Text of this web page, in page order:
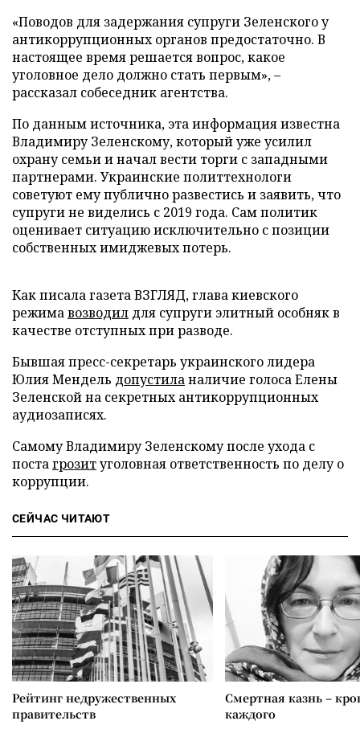
«Поводов для задержания супруги Зеленского у
антикоррупционных органов предостаточно. В
настоящее время решается вопрос, какое
уголовное дело должно стать первым», –
рассказал собеседник агентства.
По данным источника, эта информация известна
Владимиру Зеленскому, который уже усилил
охрану семьи и начал вести торги с западными
партнерами. Украинские политтехнологи
советуют ему публично развестись и заявить, что
супруги не виделись с 2019 года. Сам политик
оценивает ситуацию исключительно с позиции
собственных имиджевых потерь.
Как писала газета ВЗГЛЯД, глава киевского
режимавозводил для супруги элитный особняк в
качестве отступных при разводе.
Бывшая пресс-секретарь украинского лидера
Юлия Мендель допустиланаличие голоса Елены
Зеленской на секретных антикоррупционных
аудиозаписях.
Самому Владимиру Зеленскому после ухода с
постагрозитуголовная ответственность по делу о
коррупции.
СЕЙЧАС ЧИТАЮТ
Рейтинг недружественных
правительств
Смертная казнь –
каждого